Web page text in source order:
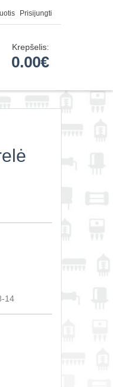
Prisijungti
Krepšelis:
0.00€
14